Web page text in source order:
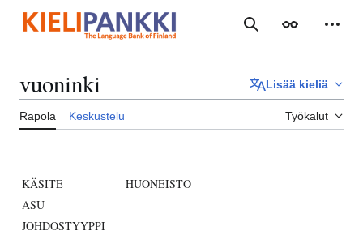
sisältöön
Haku Ulkoasu
vuoninki Lisää kieliä
Rapola Keskustelu Työkalut
KÄSITE
HUONEISTO
ASU
JOHDOSTYYPPI